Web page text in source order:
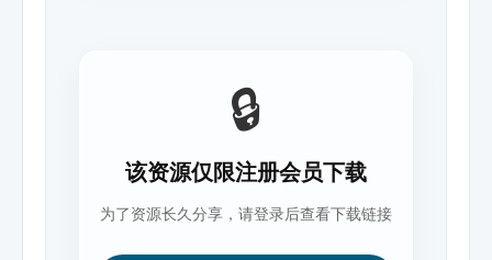
🔒
该资源仅限注册会员下载
为了资源长久分享，请登录后查看下载链接